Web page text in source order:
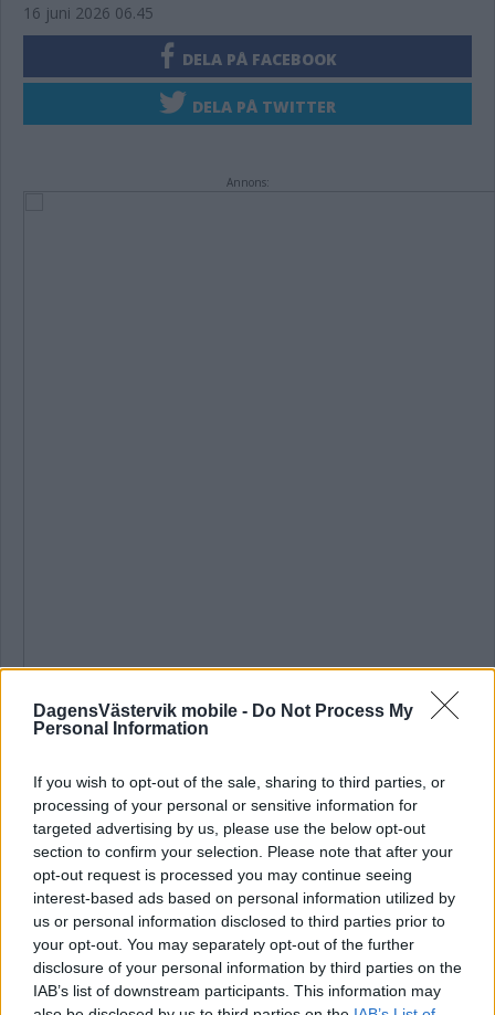
DagensVästervik mobile - Do Not Process My
Personal Information
If you wish to opt-out of the sale, sharing to third parties, or
processing of your personal or sensitive information for
targeted advertising by us, please use the below opt-out
section to confirm your selection. Please note that after your
opt-out request is processed you may continue seeing
interest-based ads based on personal information utilized by
us or personal information disclosed to third parties prior to
your opt-out. You may separately opt-out of the further
disclosure of your personal information by third parties on the
IAB’s list of downstream participants. This information may
16 juni 2026 06.45
DELA PÅ FACEBOOK
DELA PÅ TWITTER
Annons:
Den 15 juni registrerades det nya bolaget Fungmarks
Microgreens AB hos Bolagsverket. De har sitt säte i Hultsfreds
kommun och ska enligt deras uppgifter syssla med "odling och
försäljning av näringsrika microgreens till konsumenter och
restauranger".
Bolaget har ett aktiekapital på 40 000 kronor.
Styrelseledamot är Filip Fungmark, 37 år.